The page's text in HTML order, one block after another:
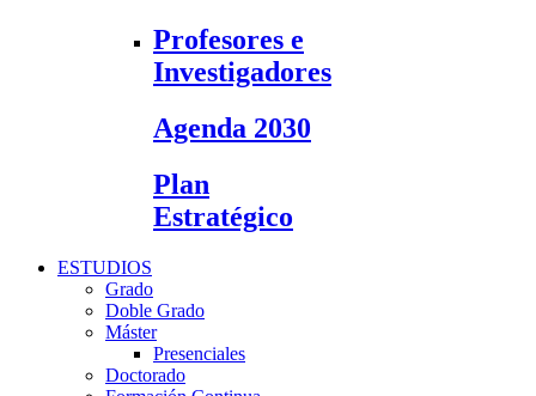
Profesores e
Investigadores
Agenda 2030
Plan
Estratégico
ESTUDIOS
Grado
Doble Grado
Máster
Presenciales
Doctorado